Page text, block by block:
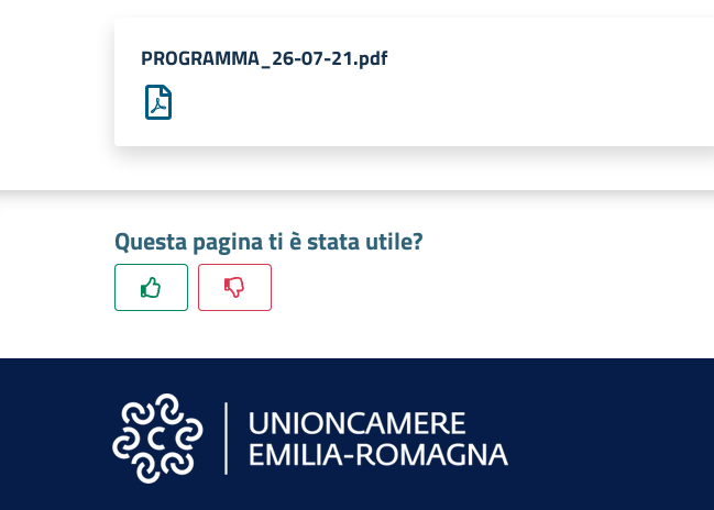
PROGRAMMA_26-07-21.pdf
Questa pagina ti è stata utile?